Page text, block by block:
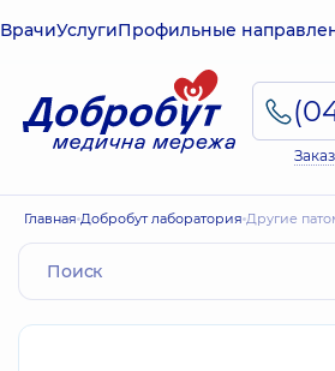
ВрачиУслугиПрофильные
Главная Добробут лаборатория Другие